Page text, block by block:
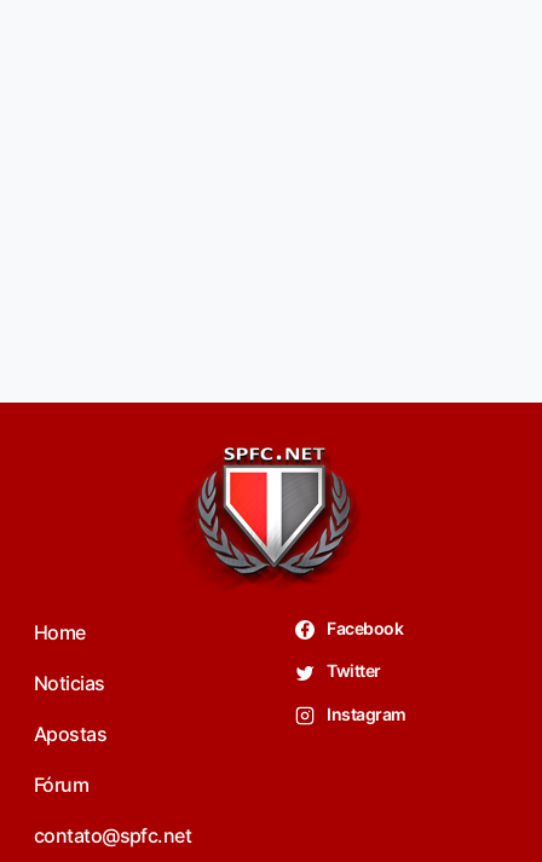
Home
Noticias
Apostas
Fórum
contato@spfc.net
Facebook
Twitter
Instagram